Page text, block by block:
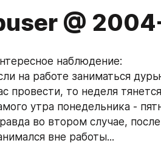
@
наблюдение:
на работе заниматься
провести, то неделя
утра понедельника -
во втором случае,
вне работы...